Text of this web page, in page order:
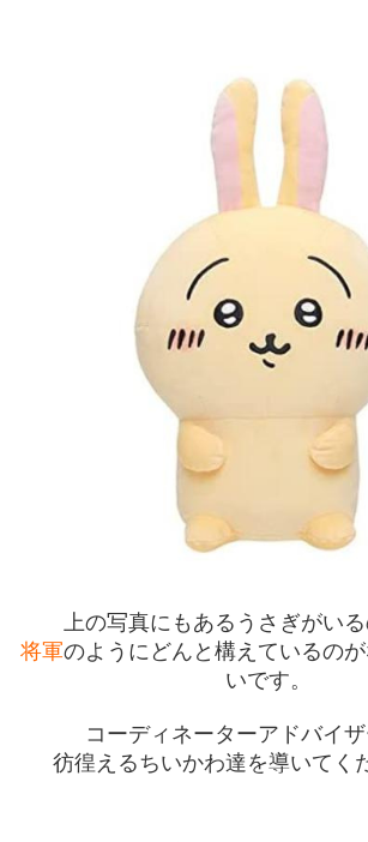
上の写真にもあるうさぎがいる
将軍のようにどんと構えているの
いです。
コーディネーターアドバイザ
彷徨えるちいかわ達を導いてく